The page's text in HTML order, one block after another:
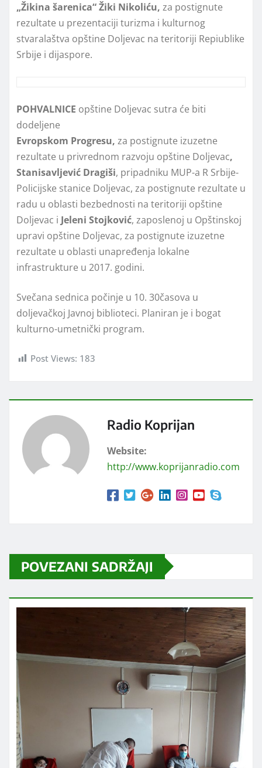
„Žikina šarenica“ Žiki Nikoliću, za postignute
rezultate u prezentaciji turizma i kulturnog
stvaralaštva opštine Dolјevac na teritoriji Repiublike
Srbije i dijaspore.
POHVALNICE opštine Doljevac sutra će biti
dodeljene
Evropskom Progresu, za postignute izuzetne
rezultate u privrednom razvoju opštine Dolјevac,
Stanisavlјević Dragiši, pripadniku MUP-a R Srbije-
Policijske stanice Dolјevac, za postignute rezultate u
radu u oblasti bezbednosti na teritoriji opštine
Dolјevac i Jeleni Stojković, zaposlenoj u Opštinskoj
upravi opštine Dolјevac, za postignute izuzetne
rezultate u oblasti unapređenja lokalne
infrastrukture u 2017. godini.
Svečana sednica počinje u 10. 30časova u
doljevačkoj Javnoj biblioteci. Planiran je i bogat
kulturno-umetnički program.
Post Views: 183
Radio Koprijan
Website:
http://www.koprijanradio.com
POVEZANI SADRŽAJI